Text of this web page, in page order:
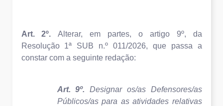
Art. 2º.Alterar, em partes, o artigo 9º, da
Resolução 1ª SUB n.º 011/2026, que passa a
constar com a seguinte redação:
Art. 9º. Designar os/as Defensores/as
Públicos/as para as atividades relativas